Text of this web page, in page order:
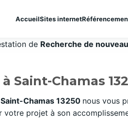
AccueilSites internet
de Recherche de
Saint-Chamas
Chamas 13250 nous vous
projet à son